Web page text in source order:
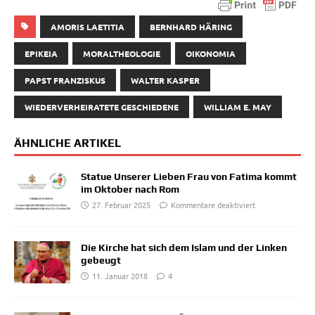
AMORIS LAETITIA BERNHARD HÄRING
EPIKEIA MORALTHEOLOGIE OIKONOMIA
PAPST FRANZISKUS WALTER KASPER
WIEDERVERHEIRATETE GESCHIEDENE WILLIAM E. MAY
ÄHNLICHE ARTIKEL
Statue Unserer Lieben Frau von Fatima kommt
im Oktober nach Rom
27. Februar 2025
Kommentare deaktiviert
Die Kirche hat sich dem Islam und der Linken
gebeugt
11. Januar 2018
4